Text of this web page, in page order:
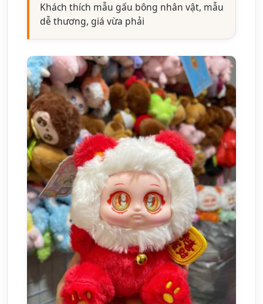
Khách thích mẫu gấu bông nhân vật, mẫu
dễ thương, giá vừa phải